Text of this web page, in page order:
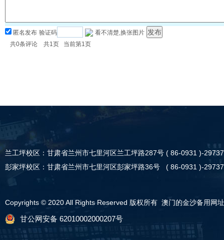
匿名发布 验证码
看不清楚,换张图片
共0条评论 共1页 当前第1页
兰工坪校区：甘肃省兰州市七里河区兰工坪路287号 ( 86-0931 )-
彭家坪校区：甘肃省兰州市七里河区彭家坪路36号 ( 86-0931 )-
Copyrights © 2020 All Rights Reserved 版权所有 澳门的金沙备用网
甘公网安备 62010002000207号